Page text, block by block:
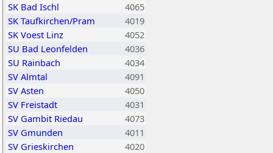
SK Bad Ischl
4065
SK Taufkirchen/Pram
4019
SK Voest Linz
4052
SU Bad Leonfelden
4036
SU Rainbach
4034
SV Almtal
4091
SV Asten
4050
SV Freistadt
4031
SV Gambit Riedau
4073
SV Gmunden
4011
SV Grieskirchen
4020